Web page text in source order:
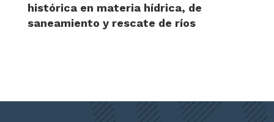
histórica en materia hídrica, de
saneamiento y rescate de ríos